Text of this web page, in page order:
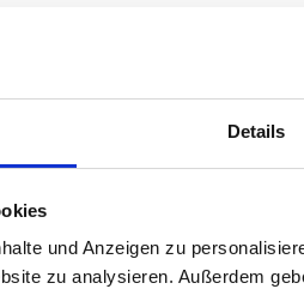
Details
und Anzeigen zu
zu analysieren. Außerdem